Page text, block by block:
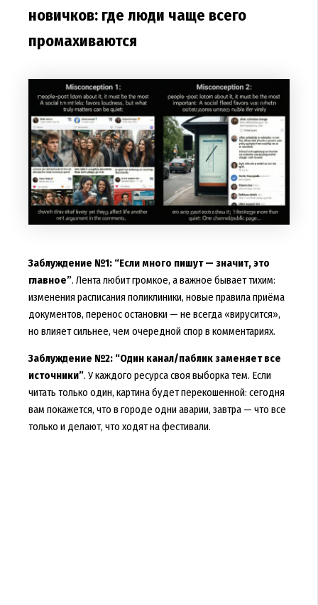
новичков: где люди чаще всего
промахиваются
Заблуждение №1: “Если много пишут — значит, это
главное”. Лента любит громкое, а важное бывает тихим:
изменения расписания поликлиники, новые правила приёма
документов, перенос остановки — не всегда «вирусится»,
но влияет сильнее, чем очередной спор в комментариях.
Заблуждение №2: “Один канал/паблик заменяет все
источники”. У каждого ресурса своя выборка тем. Если
читать только один, картина будет перекошенной: сегодня
вам покажется, что в городе одни аварии, завтра — что все
только и делают, что ходят на фестивали.